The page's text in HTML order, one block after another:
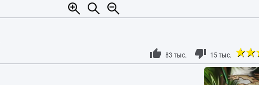
83 тыс. 15 тыс.